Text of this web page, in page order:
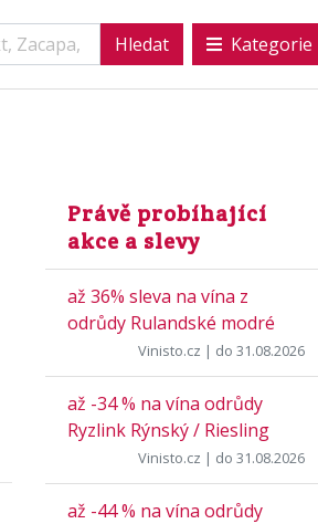
Kategorie
Právě probíhající
akce a slevy
až 36% sleva na vína z
odrůdy Rulandské modré
Vinisto.cz | do 31.08.2026
až -34 % na vína odrůdy
Ryzlink Rýnský / Riesling
Vinisto.cz | do 31.08.2026
až -44 % na vína odrůdy